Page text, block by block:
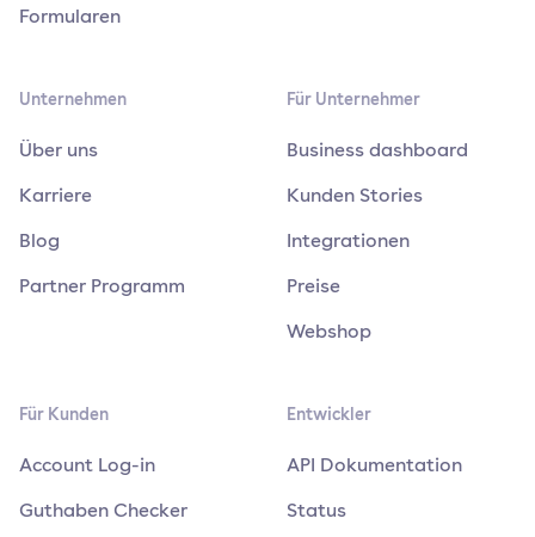
Formularen
Unternehmen
Über uns
Karriere
Blog
Partner Programm
Für Unternehmer
Business dashboard
Kunden Stories
Integrationen
Preise
Webshop
Für Kunden
Account Log-in
Guthaben Checker
Entwickler
API Dokumentation
Status